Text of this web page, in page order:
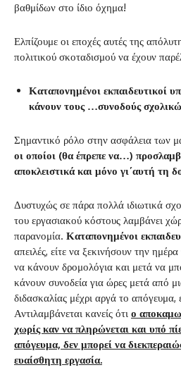
βαθμίδων στο ίδιο όχημα!
Ελπίζουμε οι εποχές αυτές της
πολιτικού σκοταδισμού να έχουν
Καταπονημένοι εκπαιδευτικοί
κάνουν τους …συνοδούς
Σημαντικό ρόλο στην ασφάλεια των
οι οποίοι (θα έπρεπε να…)
αποκλειστικά και μόνο γι΄αυτή τη
Δυστυχώς σε πάρα πολλά ιδιωτικά
του εργασιακού κόστους λαμβάνει
παρανομία. Καταπονημένοι
απειλές, είτε να ξεκινήσουν την
να κάνουν δρομολόγια και μετά να
κάνουν συνοδεία για ώρες μετά από
διδασκαλίας μέχρι αργά το απόγευμα,
Αντιλαμβάνεται κανείς ότι ο
χωρίς καν να πληρώνεται και υπό
απόγευμα, δεν μπορεί να
ευαίσθητη εργασία.